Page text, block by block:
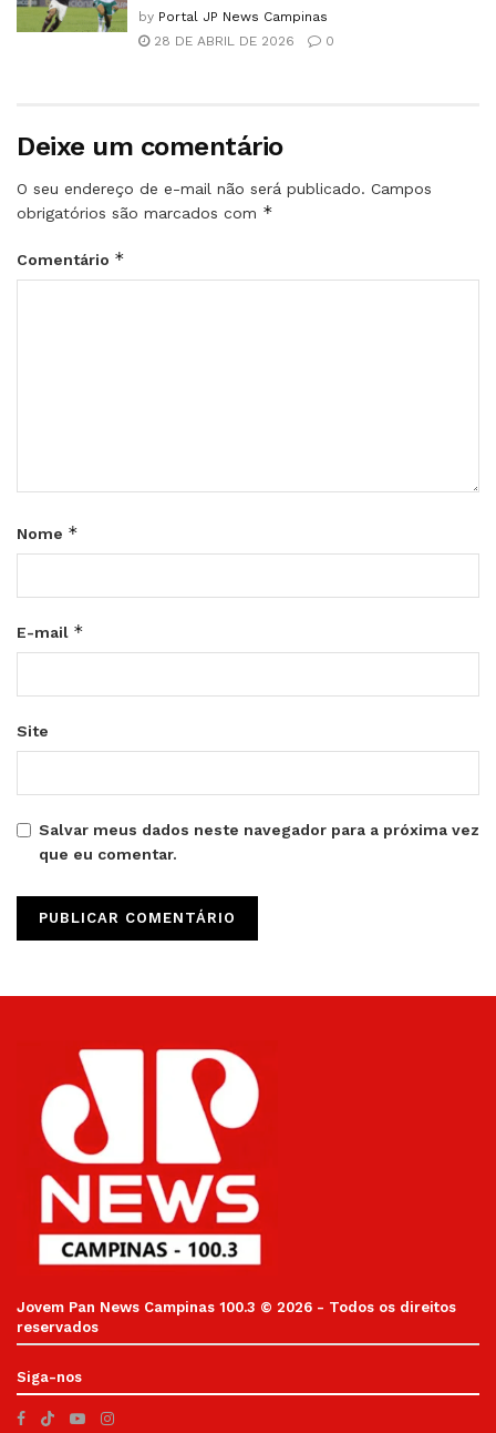
by Portal JP News Campinas
28 DE ABRIL DE 2026
0
Deixe um comentário
O seu endereço de e-mail não será publicado. Campos
obrigatórios são marcados com *
Comentário *
Nome *
E-mail *
Site
Salvar meus dados neste navegador para a próxima vez
que eu comentar.
Jovem Pan News Campinas 100.3 © 2026 - Todos os direitos
reservados
Siga-nos